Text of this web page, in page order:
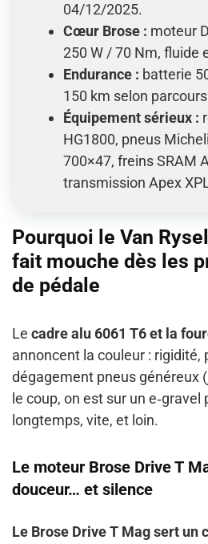
04/12/2025.
Cœur Brose : moteur
250 W / 70 Nm, fluide
Endurance : batterie
150 km selon
Équipement sérieux :
HG1800, pneus
700×47, freins SRAM
transmission Apex
Pourquoi le Van
fait mouche dès les
de pédale
Le cadre alu 6061 T6 et la
annoncent la couleur : rigidité,
dégagement pneus généreux
le coup, on est sur un
longtemps, vite, et loin.
Le moteur Brose Drive T
douceur… et silence
Le Brose Drive T Mag sert un